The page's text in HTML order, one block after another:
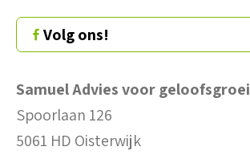
Volg ons!
Samuel Advies voor geloofsgroei
Spoorlaan 126
5061 HD Oisterwijk